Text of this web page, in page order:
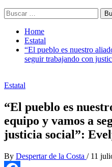
Buscar:
Home
Estatal
“El pueblo es nuestro
seguir trabajando con
Estatal
“El pueblo es
equipo y vamos a
justicia social”:
By Despertar de la Costa / 11